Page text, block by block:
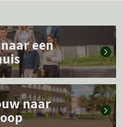
een
naar